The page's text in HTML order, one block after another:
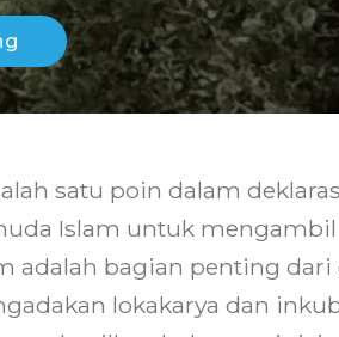
satu poin dalam
Islam untuk
adalah bagian penting dari
lokakarya dan